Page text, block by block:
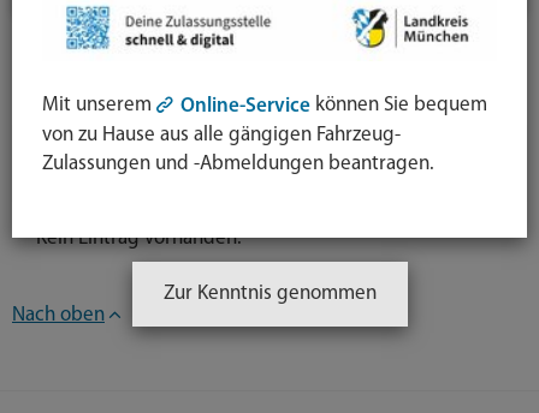
Kategorieauswahl
Kein Eintrag vorhanden.
Nach oben
Mit unserem Online-Service können Sie bequem
von zu Hause aus alle gängigen Fahrzeug-
Zulassungen und -Abmeldungen beantragen.
Zur Kenntnis genommen